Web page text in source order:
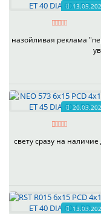
назойливая реклама
свету сразу на